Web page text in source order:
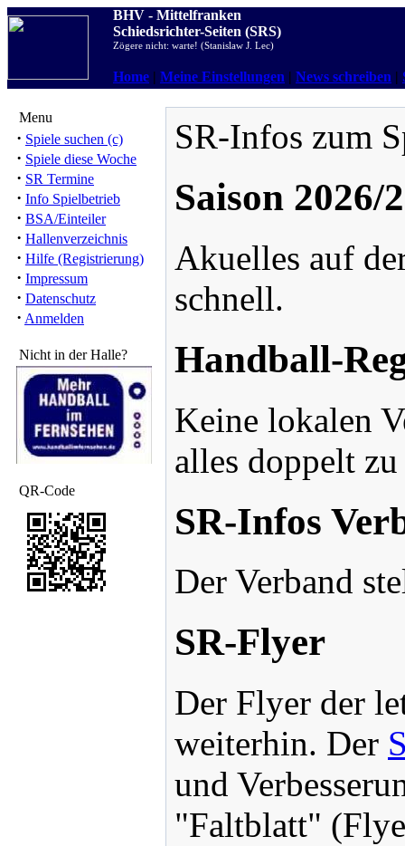
BHV - Mittelfranken
Schiedsrichter-Seiten (SRS)
Zögere nicht: warte! (Stanislaw J. Lec)
Home | Meine Einstellungen | News schreiben |
Menu
· Spiele suchen (c)
· Spiele diese Woche
· SR Termine
· Info Spielbetrieb
· BSA/Einteiler
· Hallenverzeichnis
· Hilfe (Registrierung)
· Impressum
· Datenschutz
· Anmelden
Nicht in der Halle?
QR-Code
SR-Infos zum
Saison 2026/
Akuelles auf
schnell.
Handball-
Keine lokalen
alles doppelt
SR-Infos
Der Verband
SR-Flyer
Der Flyer der
weiterhin. Der
und
"Faltblatt"